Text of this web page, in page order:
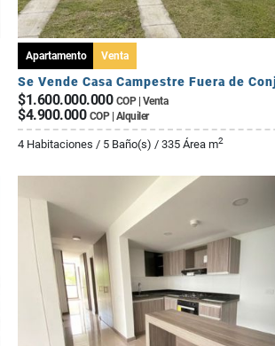
Apartamento Venta
$1.600.000.000 COP | Venta
$4.900.000 COP | Alquiler
4 Habitaciones / 5 Baño(s) / 335 Área m2